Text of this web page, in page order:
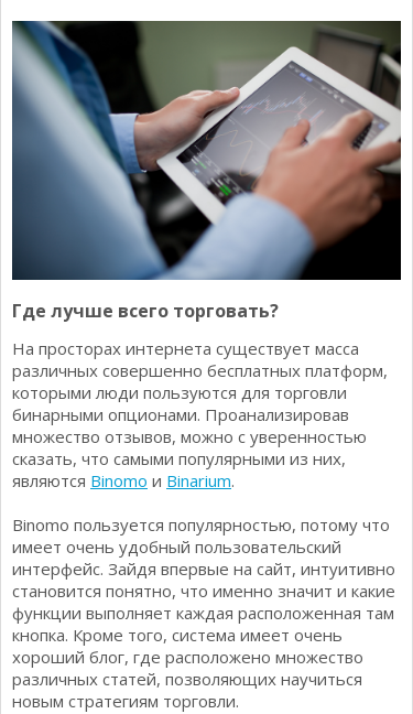
Где лучше всего торговать?
На просторах интернета существует масса
различных совершенно бесплатных платформ,
которыми люди пользуются для торговли
бинарными опционами. Проанализировав
множество отзывов, можно с уверенностью
сказать, что самыми популярными из них,
являются Binomo и Binarium.
Binomo пользуется популярностью, потому что
имеет очень удобный пользовательский
интерфейс. Зайдя впервые на сайт, интуитивно
становится понятно, что именно значит и какие
функции выполняет каждая расположенная там
кнопка. Кроме того, система имеет очень
хороший блог, где расположено множество
различных статей, позволяющих научиться
новым стратегиям торговли.